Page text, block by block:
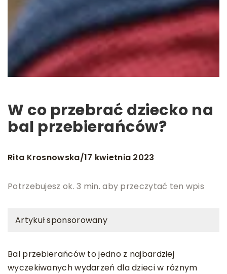
W co przebrać dziecko na
bal przebierańców?
Rita Krosnowska/17 kwietnia 2023
Potrzebujesz ok. 3 min. aby przeczytać ten wpis
Artykuł sponsorowany
Bal przebierańców to jedno z najbardziej
wyczekiwanych wydarzeń dla dzieci w różnym